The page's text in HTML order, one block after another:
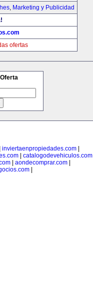
, Marketing y Publicidad
ofertas
inviertaenpropiedades.com|
| catalogodevehiculos.com|
| aondecomprar.com|
|